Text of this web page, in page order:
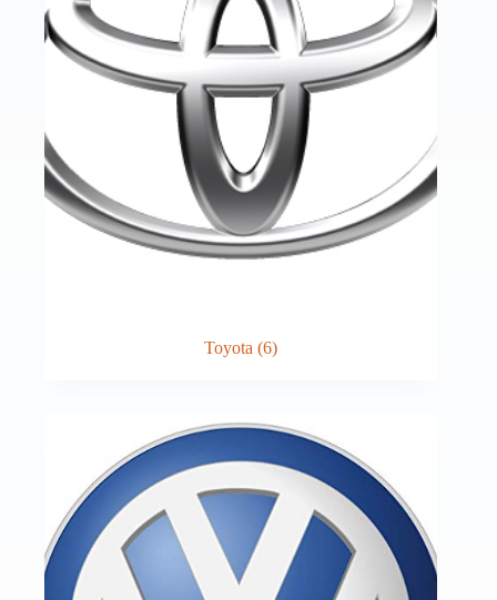
Toyota(6)